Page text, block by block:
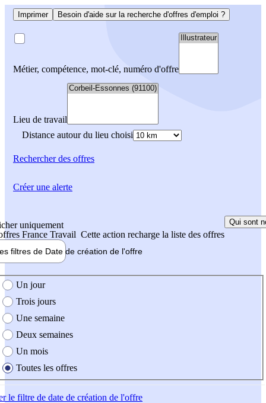
Imprimer Besoin d'aide sur la recherche d'offres d'emploi ?
Métier, compétence, mot-clé, numéro d'offre
Lieu de travail
Distance autour du lieu choisi
Rechercherdes offres
uniquement
France Travail Cette action recharge la liste des offres
Qui sont
filtres de Date de création de l'offre
création de l'offre
Un jour
Trois jours
Une semaine
Deux semaines
Un mois
Toutes les offres
le filtre de date de création de l'offre
Créer une alerte